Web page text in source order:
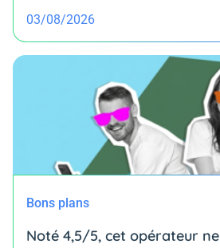
03/08/2026
Bons plans
Noté 4,5/5, cet opérateur